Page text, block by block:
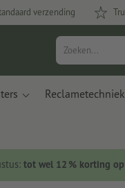
verzending
tot wel 12 % korting